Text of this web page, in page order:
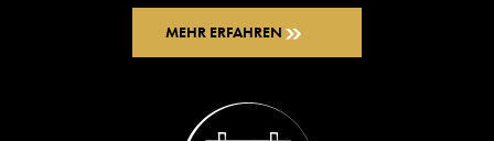
MEHR ERFAHREN